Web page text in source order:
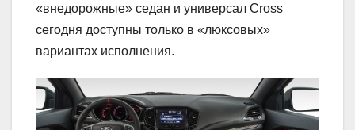
«внедорожные» седан и универсал Cross
сегодня доступны только в «люксовых»
вариантах исполнения.